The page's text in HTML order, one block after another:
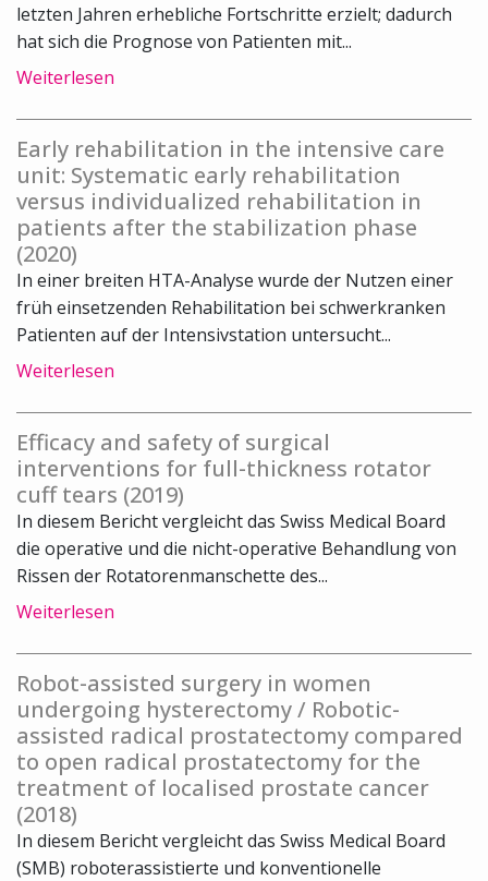
letzten Jahren erhebliche Fortschritte erzielt; dadurch
hat sich die Prognose von Patienten mit...
Weiterlesen
Early rehabilitation in the intensive care
unit: Systematic early rehabilitation
versus individualized rehabilitation in
patients after the stabilization phase
(2020)
In einer breiten HTA-Analyse wurde der Nutzen einer
früh einsetzenden Rehabilitation bei schwerkranken
Patienten auf der Intensivstation untersucht...
Weiterlesen
Efficacy and safety of surgical
interventions for full-thickness rotator
cuff tears (2019)
In diesem Bericht vergleicht das Swiss Medical Board
die operative und die nicht-operative Behandlung von
Rissen der Rotatorenmanschette des...
Weiterlesen
Robot-assisted surgery in women
undergoing hysterectomy / Robotic-
assisted radical prostatectomy compared
to open radical prostatectomy for the
treatment of localised prostate cancer
(2018)
In diesem Bericht vergleicht das Swiss Medical Board
(SMB) roboterassistierte und konventionelle